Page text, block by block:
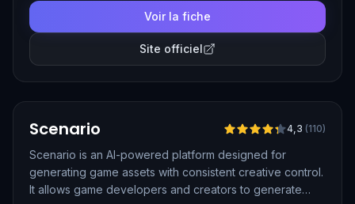
génération vidéo en font un studio graphique
accessible, apprécié autant des amateurs que des
Voir la fiche
Site officiel
Scenario 4,3 (110)
Scenario is an AI-powered platform designed for
generating game assets with consistent creative control.
It allows game developers and creators to generate